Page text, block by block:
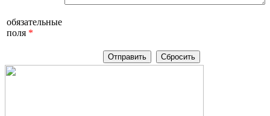
обязательные
поля *